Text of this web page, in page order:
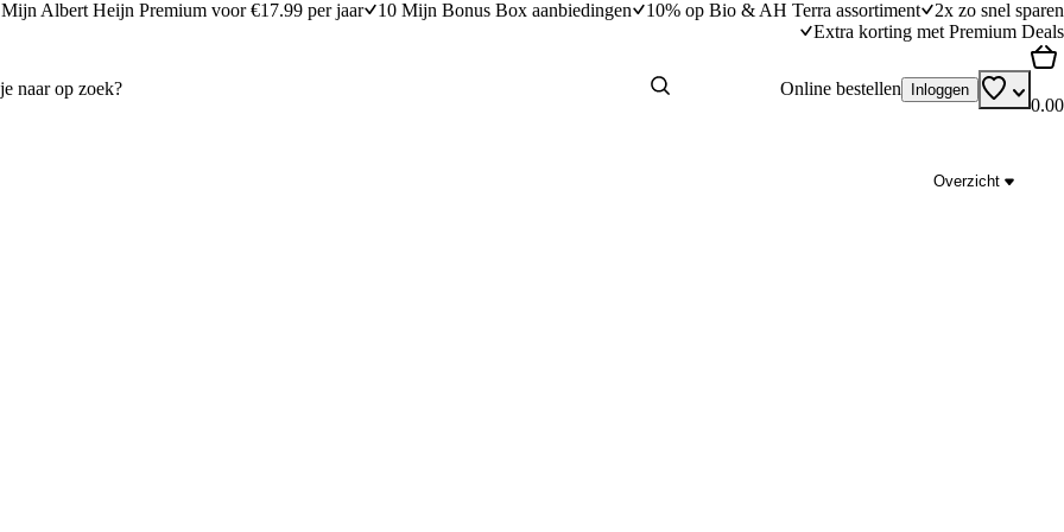
Mijn Albert Heijn Premium voor €17.99 per jaar 10 Mijn Bonus Box aanbiedingen 10% op Bio & AH Terra assortiment
2x zo snel sparen
Extra korting met Premium Deals
Online bestellen Inloggen
0.00
Overzicht